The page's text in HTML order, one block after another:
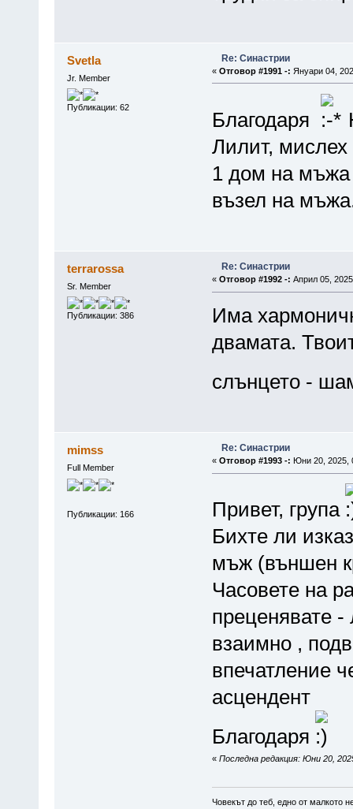
Svetla
Jr. Member
Публикации: 62
Re: Синастрии
« Отговор #1991 -: Януари 04,
Благодаря
Лилит,
1 дом на мъжа
възел на
terrarossa
Sr. Member
Публикации: 386
Re: Синастрии
« Отговор #1992 -: Април 05,
Има
двамата.
слънцето -
mimss
Full Member
Публикации: 166
Re: Синастрии
« Отговор #1993 -: Юни 20, 2025,
Привет, група
Бихте ли
мъж (външен
Часовете на
преценявате
взаимно ,
впечатление
асцендент
Благодаря
« Последна редакция: Юни 20,
Човекът до теб, едно от малкото